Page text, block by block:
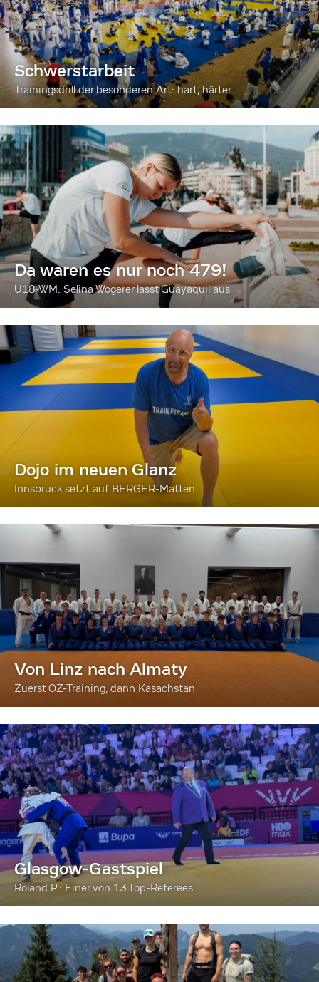
Schwerstarbeit
Trainingsdrill der besonderen Art: hart, härter...
Da waren es nur noch 479!
U18-WM: Selina Wögerer lässt Guayaquil aus
Dojo im neuen Glanz
Innsbruck setzt auf BERGER-Matten
Von Linz nach Almaty
Zuerst OZ-Training, dann Kasachstan
Glasgow-Gastspiel
Roland P.: Einer von 13 Top-Referees